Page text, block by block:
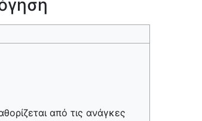
από τις ανάγκες